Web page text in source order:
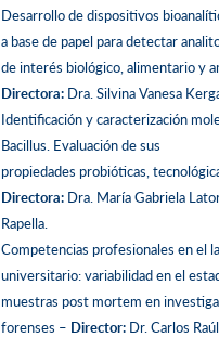
Desarrollo de dispositivos
a base de papel para detectar
de interés biológico, alimentario y
Directora: Dra. Silvina Vanesa
Identificación y caracterización
Bacillus. Evaluación de sus
propiedades probióticas,
Directora: Dra. María Gabriela
Rapella.
Competencias profesionales en el
universitario: variabilidad en el
muestras post mortem en
forenses – Director: Dr. Carlos Raúl